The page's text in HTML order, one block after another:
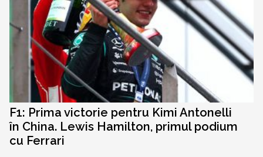
F1: Prima victorie pentru Kimi Antonelli
în China. Lewis Hamilton, primul podium
cu Ferrari